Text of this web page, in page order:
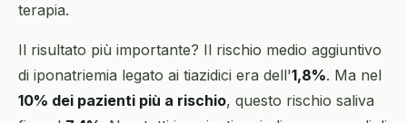
terapia.
Il risultato più importante? Il rischio medio aggiuntivo
di iponatriemia legato ai tiazidici era dell'1,8%. Ma nel
10% dei pazienti più a rischio, questo rischio saliva